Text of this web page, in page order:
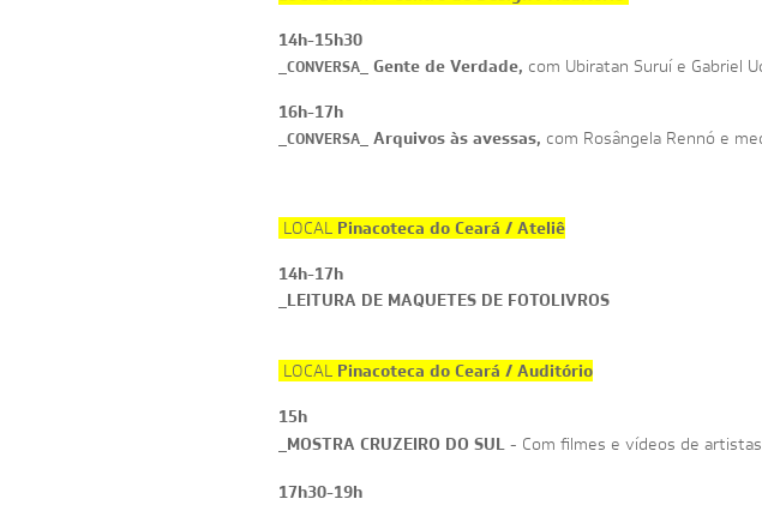
14h-15h30
CONVERSA Gente de Verdade, com Ubiratan Suruí e Gabriel
16h-17h
CONVERSA Arquivos às avessas, com Rosângela Rennó e
LOCAL Pinacoteca do Ceará / Ateliê
14h-17h
_LEITURA DE MAQUETES DE FOTOLIVROS
LOCAL Pinacoteca do Ceará / Auditório
15h
_MOSTRA CRUZEIRO DO SUL - Com filmes e vídeos de artistas
17h30-19h